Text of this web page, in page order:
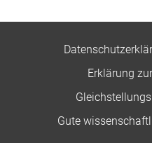
Erklärung
Gute